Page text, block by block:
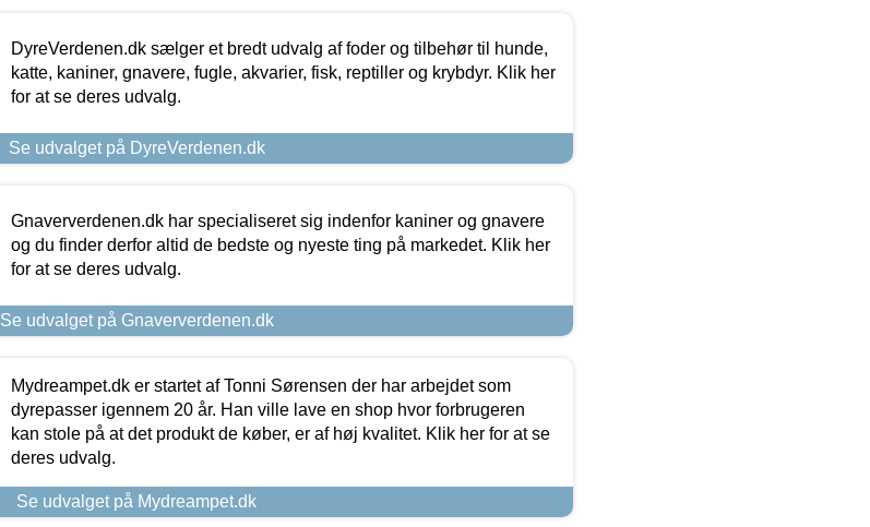
DyreVerdenen.dk sælger et bredt udvalg af foder og tilbehør til hunde,
katte, kaniner, gnavere, fugle, akvarier, fisk, reptiller og krybdyr. Klik her
for at se deres udvalg.
Se udvalget på DyreVerdenen.dk
Gnaververdenen.dk har specialiseret sig indenfor kaniner og gnavere
og du finder derfor altid de bedste og nyeste ting på markedet. Klik her
for at se deres udvalg.
Se udvalget på Gnaververdenen.dk
Mydreampet.dk er startet af Tonni Sørensen der har arbejdet som
dyrepasser igennem 20 år. Han ville lave en shop hvor forbrugeren
kan stole på at det produkt de køber, er af høj kvalitet. Klik her for at se
deres udvalg.
Se udvalget på Mydreampet.dk